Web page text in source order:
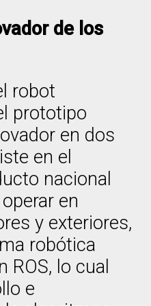
de los
robot
prototipo
en dos
en el
nacional
en
y exteriores,
robótica
ROS, lo cual
e